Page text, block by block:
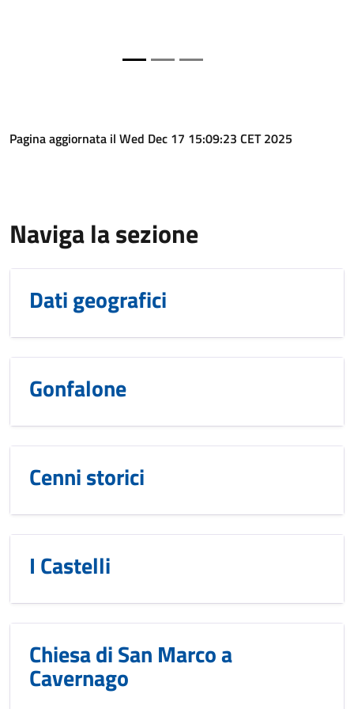
Pagina aggiornata il Wed Dec 17 15:09:23 CET 2025
Naviga la sezione
Dati geografici
Gonfalone
Cenni storici
I Castelli
Chiesa di San Marco a
Cavernago